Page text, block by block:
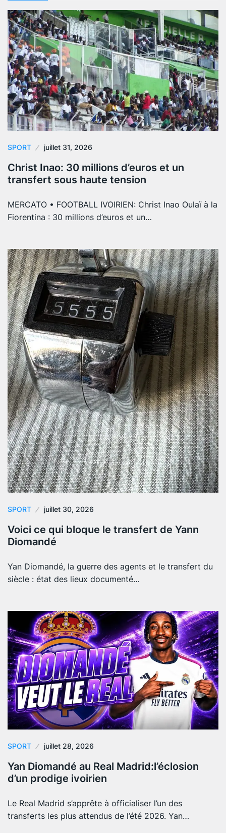
SPORT juillet 31, 2026
Christ Inao: 30 millions d’euros et un
transfert sous haute tension
MERCATO • FOOTBALL IVOIRIEN: Christ Inao Oulaï à la
Fiorentina : 30 millions d’euros et un…
SPORT juillet 30, 2026
Voici ce qui bloque le transfert de Yann
Diomandé
Yan Diomandé, la guerre des agents et le transfert du
siècle : état des lieux documenté…
SPORT juillet 28, 2026
Yan Diomandé au Real Madrid:l’éclosion
d’un prodige ivoirien
Le Real Madrid s’apprête à officialiser l’un des
transferts les plus attendus de l’été 2026. Yan…